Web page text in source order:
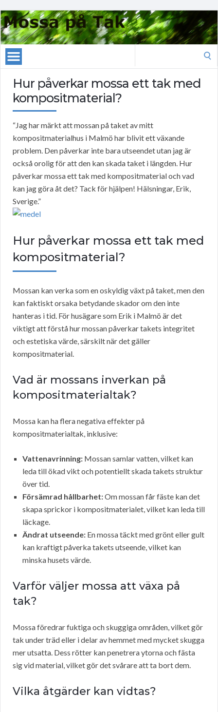
Hur påverkar mossa ett tak med
kompositmaterial?
“Jag har märkt att mossan på taket av mitt
kompositmaterialhus i Malmö har blivit ett växande
problem. Den påverkar inte bara utseendet utan jag är
också orolig för att den kan skada taket i längden. Hur
påverkar mossa ett tak med kompositmaterial och vad
kan jag göra åt det? Tack för hjälpen! Hälsningar, Erik,
Sverige.”
Hur påverkar mossa ett tak med
kompositmaterial?
Mossan kan verka som en oskyldig växt på taket, men den
kan faktiskt orsaka betydande skador om den inte
hanteras i tid. För husägare som Erik i Malmö är det
viktigt att förstå hur mossan påverkar takets integritet
och estetiska värde, särskilt när det gäller
kompositmaterial.
Vad är mossans inverkan på
kompositmaterialtak?
Mossa kan ha flera negativa effekter på
kompositmaterialtak, inklusive:
Vattenavrinning: Mossan samlar vatten, vilket kan
leda till ökad vikt och potentiellt skada takets struktur
över tid.
Försämrad hållbarhet:Om mossan får fäste kan det
skapa sprickor i kompositmaterialet, vilket kan leda till
läckage.
Ändrat utseende: En mossa täckt med grönt eller gult
kan kraftigt påverka takets utseende, vilket kan
minska husets värde.
Varför väljer mossa att växa på
tak?
Mossa föredrar fuktiga och skuggiga områden, vilket gör
tak under träd eller i delar av hemmet med mycket skugga
mer utsatta. Dess rötter kan penetrera ytorna och fästa
sig vid material, vilket gör det svårare att ta bort dem.
Vilka åtgärder kan vidtas?